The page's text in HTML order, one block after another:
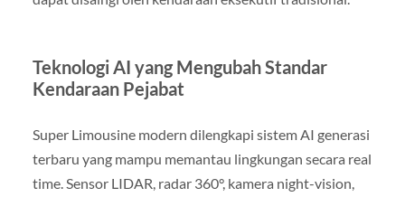
Teknologi AI yang Mengubah Standar
Kendaraan Pejabat
Super Limousine modern dilengkapi sistem AI generasi
terbaru yang mampu memantau lingkungan secara real
time. Sensor LIDAR, radar 360°, kamera night-vision,